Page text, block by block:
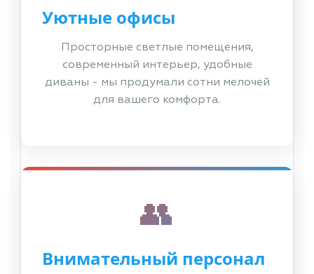
Уютные офисы
Просторные светлые помещения,
современный интерьер, удобные
диваны - мы продумали сотни мелочей
для вашего комфорта.
👥
Внимательный персонал